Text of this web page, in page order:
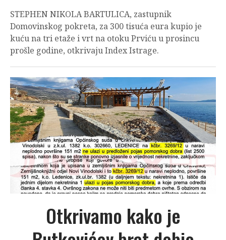
STEPHEN NIKOLA BARTULICA, zastupnik
Domovinskog pokreta, za 300 tisuća eura kupio je
kuću na tri etaže i vrt na otoku Prviću u prosincu
prošle godine, otkrivaju Index Istrage.
Otkrivamo kako je